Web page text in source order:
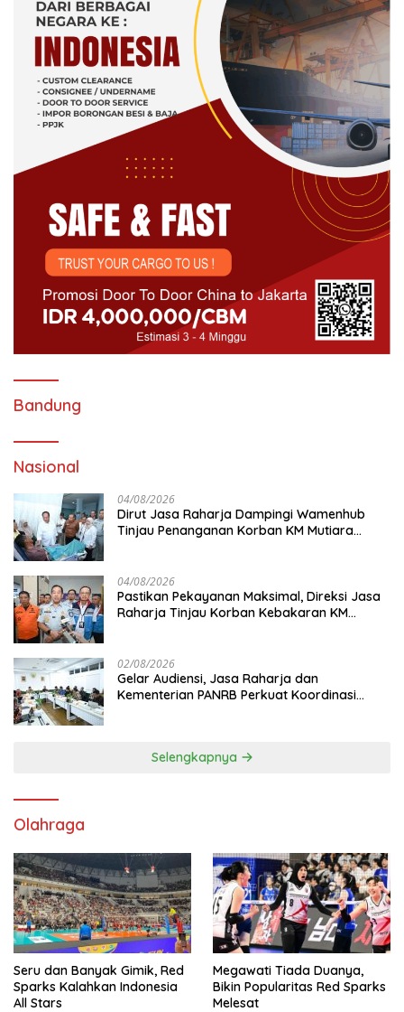
Bandung
Nasional
04/08/2026
Dirut Jasa Raharja Dampingi Wamenhub
Tinjau Penanganan Korban KM Mutiara
04/08/2026
Pastikan Pekayanan Maksimal, Direksi Jasa
Raharja Tinjau Korban Kebakaran KM
02/08/2026
Gelar Audiensi, Jasa Raharja dan
Kementerian PANRB Perkuat Koordinasi
Selengkapnya
Olahraga
Seru dan Banyak Gimik, Red
Sparks Kalahkan Indonesia
All Stars
Megawati Tiada Duanya,
Bikin Popularitas Red Sparks
Melesat